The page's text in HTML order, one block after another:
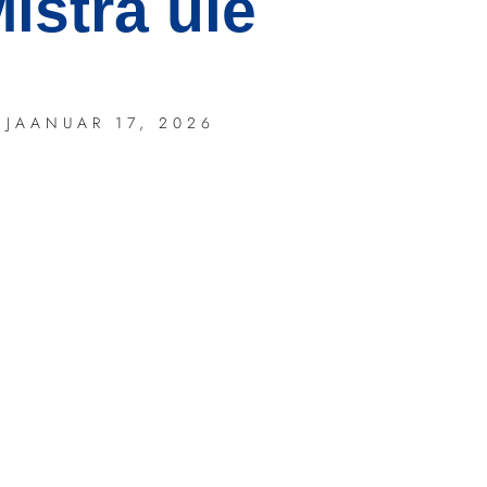
JAANUAR 17, 2026